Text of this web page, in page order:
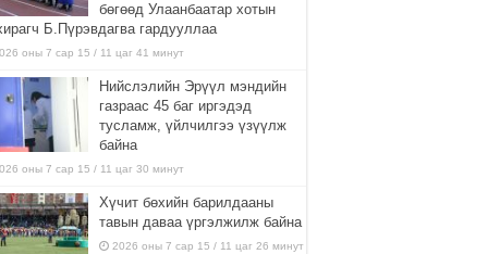
бөгөөд Улаанбаатар хотын
Б.Пүрэвдагва гардууллаа
оны 7 сар 15 / 11 цаг 41 минут
Нийслэлийн Эрүүл мэндийн
газраас 45 баг иргэдэд
тусламж, үйлчилгээ үзүүлж
байна
оны 7 сар 15 / 11 цаг 30 минут
Хүчит бөхийн барилдааны
тавын даваа үргэлжилж байна
2026 оны 7 сар 15 / 11 цаг 26 минут